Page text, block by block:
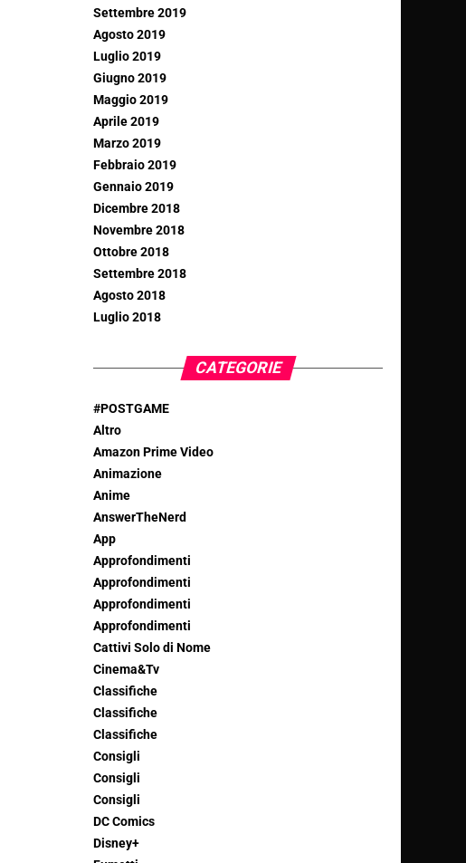
Settembre 2019
Agosto 2019
Luglio 2019
Giugno 2019
Maggio 2019
Aprile 2019
Marzo 2019
Febbraio 2019
Gennaio 2019
Dicembre 2018
Novembre 2018
Ottobre 2018
Settembre 2018
Agosto 2018
Luglio 2018
CATEGORIE
#POSTGAME
Altro
Amazon Prime Video
Animazione
Anime
AnswerTheNerd
App
Approfondimenti
Approfondimenti
Approfondimenti
Approfondimenti
Cattivi Solo di Nome
Cinema&Tv
Classifiche
Classifiche
Classifiche
Consigli
Consigli
Consigli
DC Comics
Disney+